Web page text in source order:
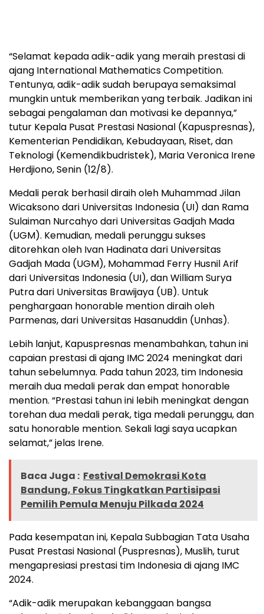
“Selamat kepada adik-adik yang meraih prestasi di
ajang International Mathematics Competition.
Tentunya, adik-adik sudah berupaya semaksimal
mungkin untuk memberikan yang terbaik. Jadikan ini
sebagai pengalaman dan motivasi ke depannya,”
tutur Kepala Pusat Prestasi Nasional (Kapuspresnas),
Kementerian Pendidikan, Kebudayaan, Riset, dan
Teknologi (Kemendikbudristek), Maria Veronica Irene
Herdjiono, Senin (12/8).
Medali perak berhasil diraih oleh Muhammad Jilan
Wicaksono dari Universitas Indonesia (UI) dan Rama
Sulaiman Nurcahyo dari Universitas Gadjah Mada
(UGM). Kemudian, medali perunggu sukses
ditorehkan oleh Ivan Hadinata dari Universitas
Gadjah Mada (UGM), Mohammad Ferry Husnil Arif
dari Universitas Indonesia (UI), dan William Surya
Putra dari Universitas Brawijaya (UB). Untuk
penghargaan honorable mention diraih oleh
Parmenas, dari Universitas Hasanuddin (Unhas).
Lebih lanjut, Kapuspresnas menambahkan, tahun ini
capaian prestasi di ajang IMC 2024 meningkat dari
tahun sebelumnya. Pada tahun 2023, tim Indonesia
meraih dua medali perak dan empat honorable
mention. “Prestasi tahun ini lebih meningkat dengan
torehan dua medali perak, tiga medali perunggu, dan
satu honorable mention. Sekali lagi saya ucapkan
selamat,” jelas Irene.
Baca Juga : Festival Demokrasi Kota
Bandung, Fokus Tingkatkan Partisipasi
Pemilih Pemula Menuju Pilkada 2024
Pada kesempatan ini, Kepala Subbagian Tata Usaha
Pusat Prestasi Nasional (Puspresnas), Muslih, turut
mengapresiasi prestasi tim Indonesia di ajang IMC
2024.
“Adik-adik merupakan kebanggaan bangsa